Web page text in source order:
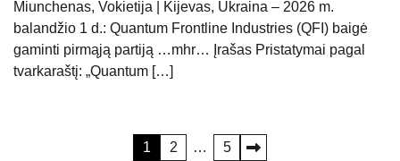
Miunchenas, Vokietija | Kijevas, Ukraina – 2026 m.
balandžio 1 d.: Quantum Frontline Industries (QFI) baigė
gaminti pirmąją partiją …mhr… Įrašas Pristatymai pagal
tvarkaraštį: „Quantum […]
1 2 … 5